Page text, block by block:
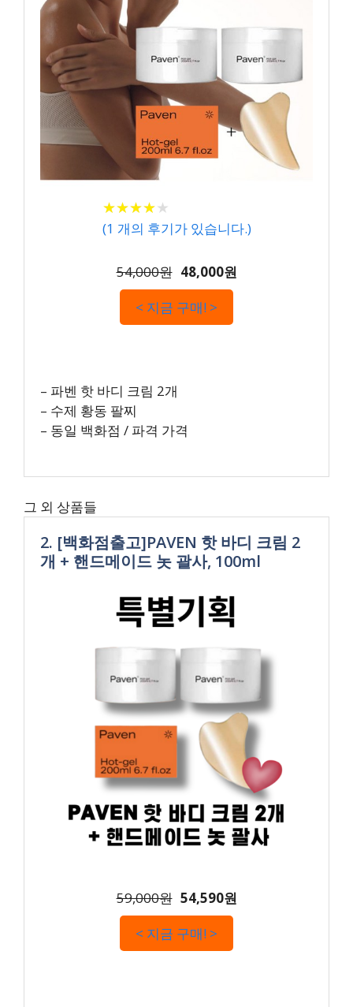
★★★★★
★★★★★
(1 개의 후기가 있습니다.)
54,000원 48,000원
< 지금 구매! >
– 파벤 핫 바디 크림 2개
– 수제 황동 팔찌
– 동일 백화점 / 파격 가격
그 외 상품들
2. [백화점출고]PAVEN 핫 바디 크림 2
개 + 핸드메이드 놋 괄사, 100ml
59,000원 54,590원
< 지금 구매! >